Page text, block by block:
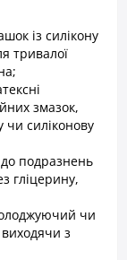
із силікону
тривалої
змазок,
силіконову
до подразнень
гліцерину,
чи
з